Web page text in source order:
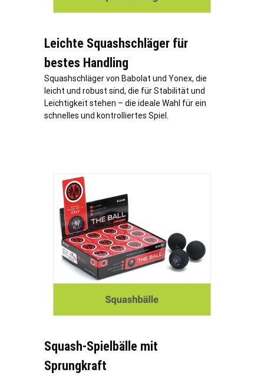
Leichte Squashschläger für
bestes Handling
Squashschläger von Babolat und Yonex, die
leicht und robust sind, die für Stabilität und
Leichtigkeit stehen – die ideale Wahl für ein
schnelles und kontrolliertes Spiel.
Squash-Spielbälle mit
Sprungkraft